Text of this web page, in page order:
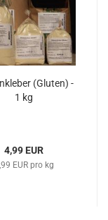
(Gluten) -
1 kg
4,99 EUR
EUR pro kg